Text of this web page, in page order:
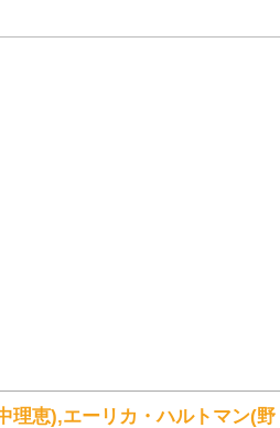
理恵),エーリカ・ハルトマン(野